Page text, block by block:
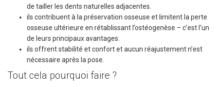
de tailler les dents naturelles adjacentes.
ils contribuent à la préservation osseuse et limitent la perte
osseuse ultérieure en rétablissant l’ostéogenèse – c’est l’un
de leurs principaux avantages.
ils offrent stabilité et confort et aucun réajustement n’est
nécessaire après la pose.
Tout cela pourquoi faire ?